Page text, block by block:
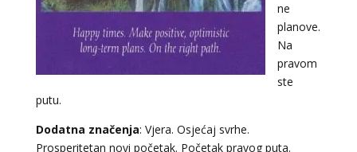
ne
planove.
Na
pravom
ste
putu.
Dodatna značenja: Vjera. Osjećaj svrhe.
Prosperitetan novi početak. Početak pravog puta.
Tarot savjetnik je zauzet